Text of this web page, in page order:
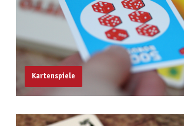
Kartenspiele